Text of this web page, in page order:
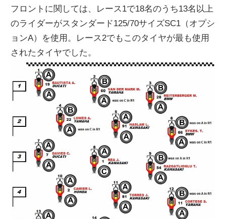
フロントに関しては、レース1で18名のうち13名以上
のライダーがスタンダード125/70サイズSC1（オプシ
ョンA）を使用。レース2でもこのタイヤが最も使用
されたタイヤでした。